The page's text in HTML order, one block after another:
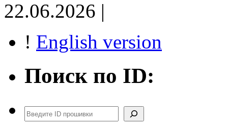
22.06.2026 |
! English version
Поиск по ID:
Поиск